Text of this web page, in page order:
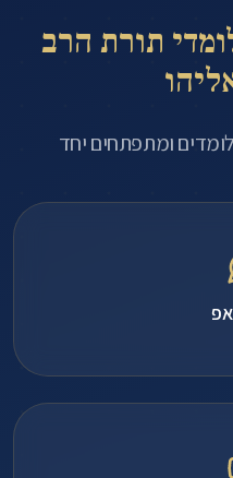
תורת הרב
ומתפתחים יחד